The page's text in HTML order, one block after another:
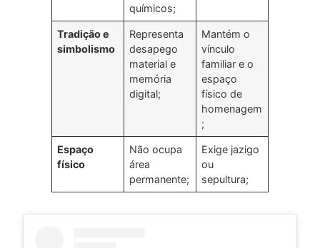
químicos;
Tradição e
simbolismo
Representa
desapego
material e
memória
digital;
Mantém o
vínculo
familiar e o
espaço
físico de
homenagem
;
Espaço
físico
Não ocupa
área
permanente;
Exige jazigo
ou
sepultura;